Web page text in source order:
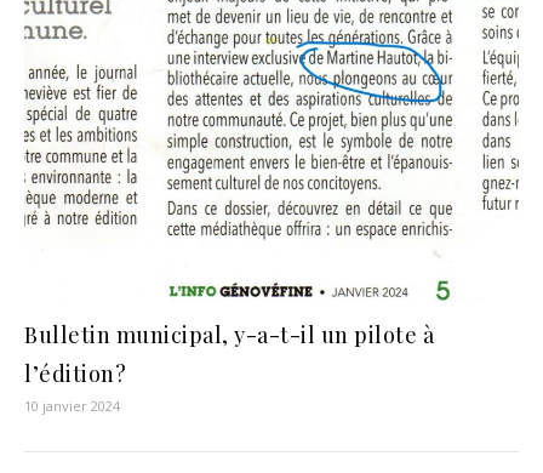
Bulletin municipal, y-a-t-il un pilote à
l’édition?
10 janvier 2024